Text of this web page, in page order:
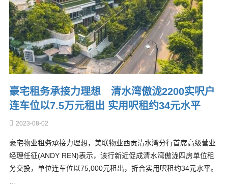
豪宅租务承接力理想 清水湾傲泷2200实呎户
连车位以7.5万元租出 实用呎租约34元水平
2023-08-02
豪宅物业租务承接力理想，美联物业西贡清水湾分行首席高级营业
经理任征(ANDY REN)表示，该行新近促成清水湾傲泷四房单位租
务交投，单位连车位以75,000元租出，折合实用呎租约34元水平。